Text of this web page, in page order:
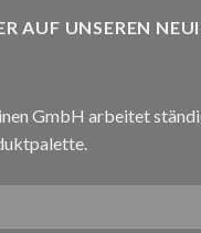
AUF UNSEREN
GmbH arbeitet